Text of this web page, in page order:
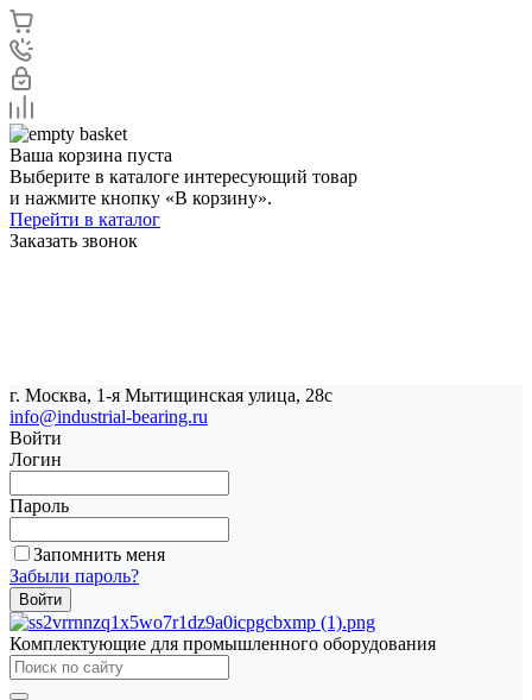
Ваша корзина пуста
Выберите в каталоге интересующий товар
и нажмите кнопку «В корзину».
Перейти в каталог
Заказать звонок
г. Москва, 1-я Мытищинская улица, 28с
info@industrial-bearing.ru
Войти
Логин
Пароль
Запомнить меня
Забыли пароль?
Комплектующие для промышленного оборудования